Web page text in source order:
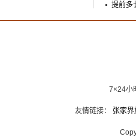
提前多
7×24小
友情链接： 张家界